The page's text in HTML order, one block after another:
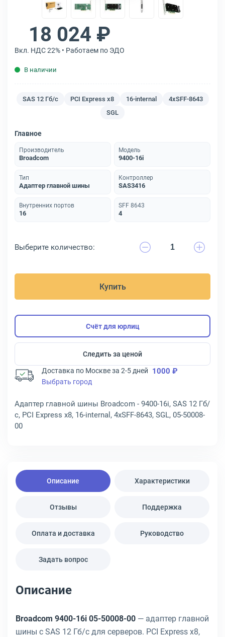
18 024 ₽
Вкл. НДС 22% • Работаем по ЭДО
В наличии
SAS 12 Гб/с PCI Express x8 16-internal
4xSFF-8643
SGL
Главное
Производитель
Broadcom
Модель
9400-16i
Тип
Адаптер главной шины
Контроллер
SAS3416
Внутренних портов
16
SFF 8643
4
Выберите количество:
Купить
Счёт для юрлиц
Следить за ценой
Доставка по Москве за 2-5 дней 1000 ₽
Выбрать город
Адаптер главной шины Broadcom - 9400-16i, SAS 12 Гб/
с, PCI Express x8, 16-internal, 4xSFF-8643, SGL, 05-50008-
00
Описание Характеристики
Отзывы Поддержка
Оплата и доставка Руководство
Задать вопрос
Описание
Broadcom 9400-16i 05-50008-00 — адаптер главной
шины с SAS 12 Гб/с для серверов. PCI Express x8,